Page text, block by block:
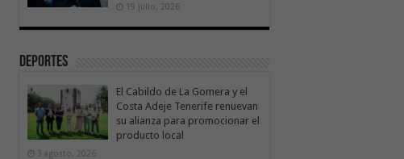
19 julio, 2026
Deportes
El Cabildo de La Gomera y el
Costa Adeje Tenerife renuevan
su alianza para promocionar el
producto local
3 agosto, 2026